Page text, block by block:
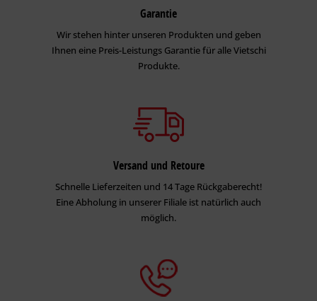
Garantie
Wir stehen hinter unseren Produkten und geben
Ihnen eine Preis-Leistungs Garantie für alle Vietschi
Produkte.
Versand und Retoure
Schnelle Lieferzeiten und 14 Tage Rückgaberecht!
Eine Abholung in unserer Filiale ist natürlich auch
möglich.